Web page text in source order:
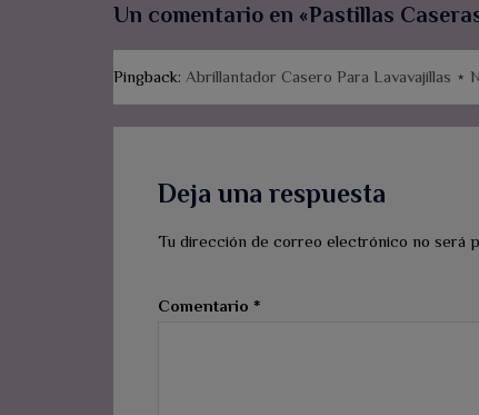
Un comentario en «Pastillas
Pingback: Abrillantador Casero Para Lavavajillas ⋆
Deja una respuesta
Tu dirección de correo electrónico no será
Comentario *